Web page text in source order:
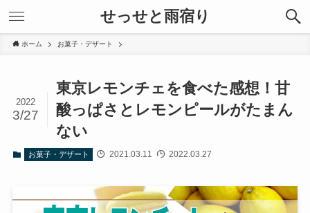
せっせと雨宿り
ホーム お菓子・デザート
東京レモンチェを食べた感想！甘
酸っぱさとレモンピールがたまん
ない
2022
3/27
お菓子・デザート 2021.03.11 2022.03.27